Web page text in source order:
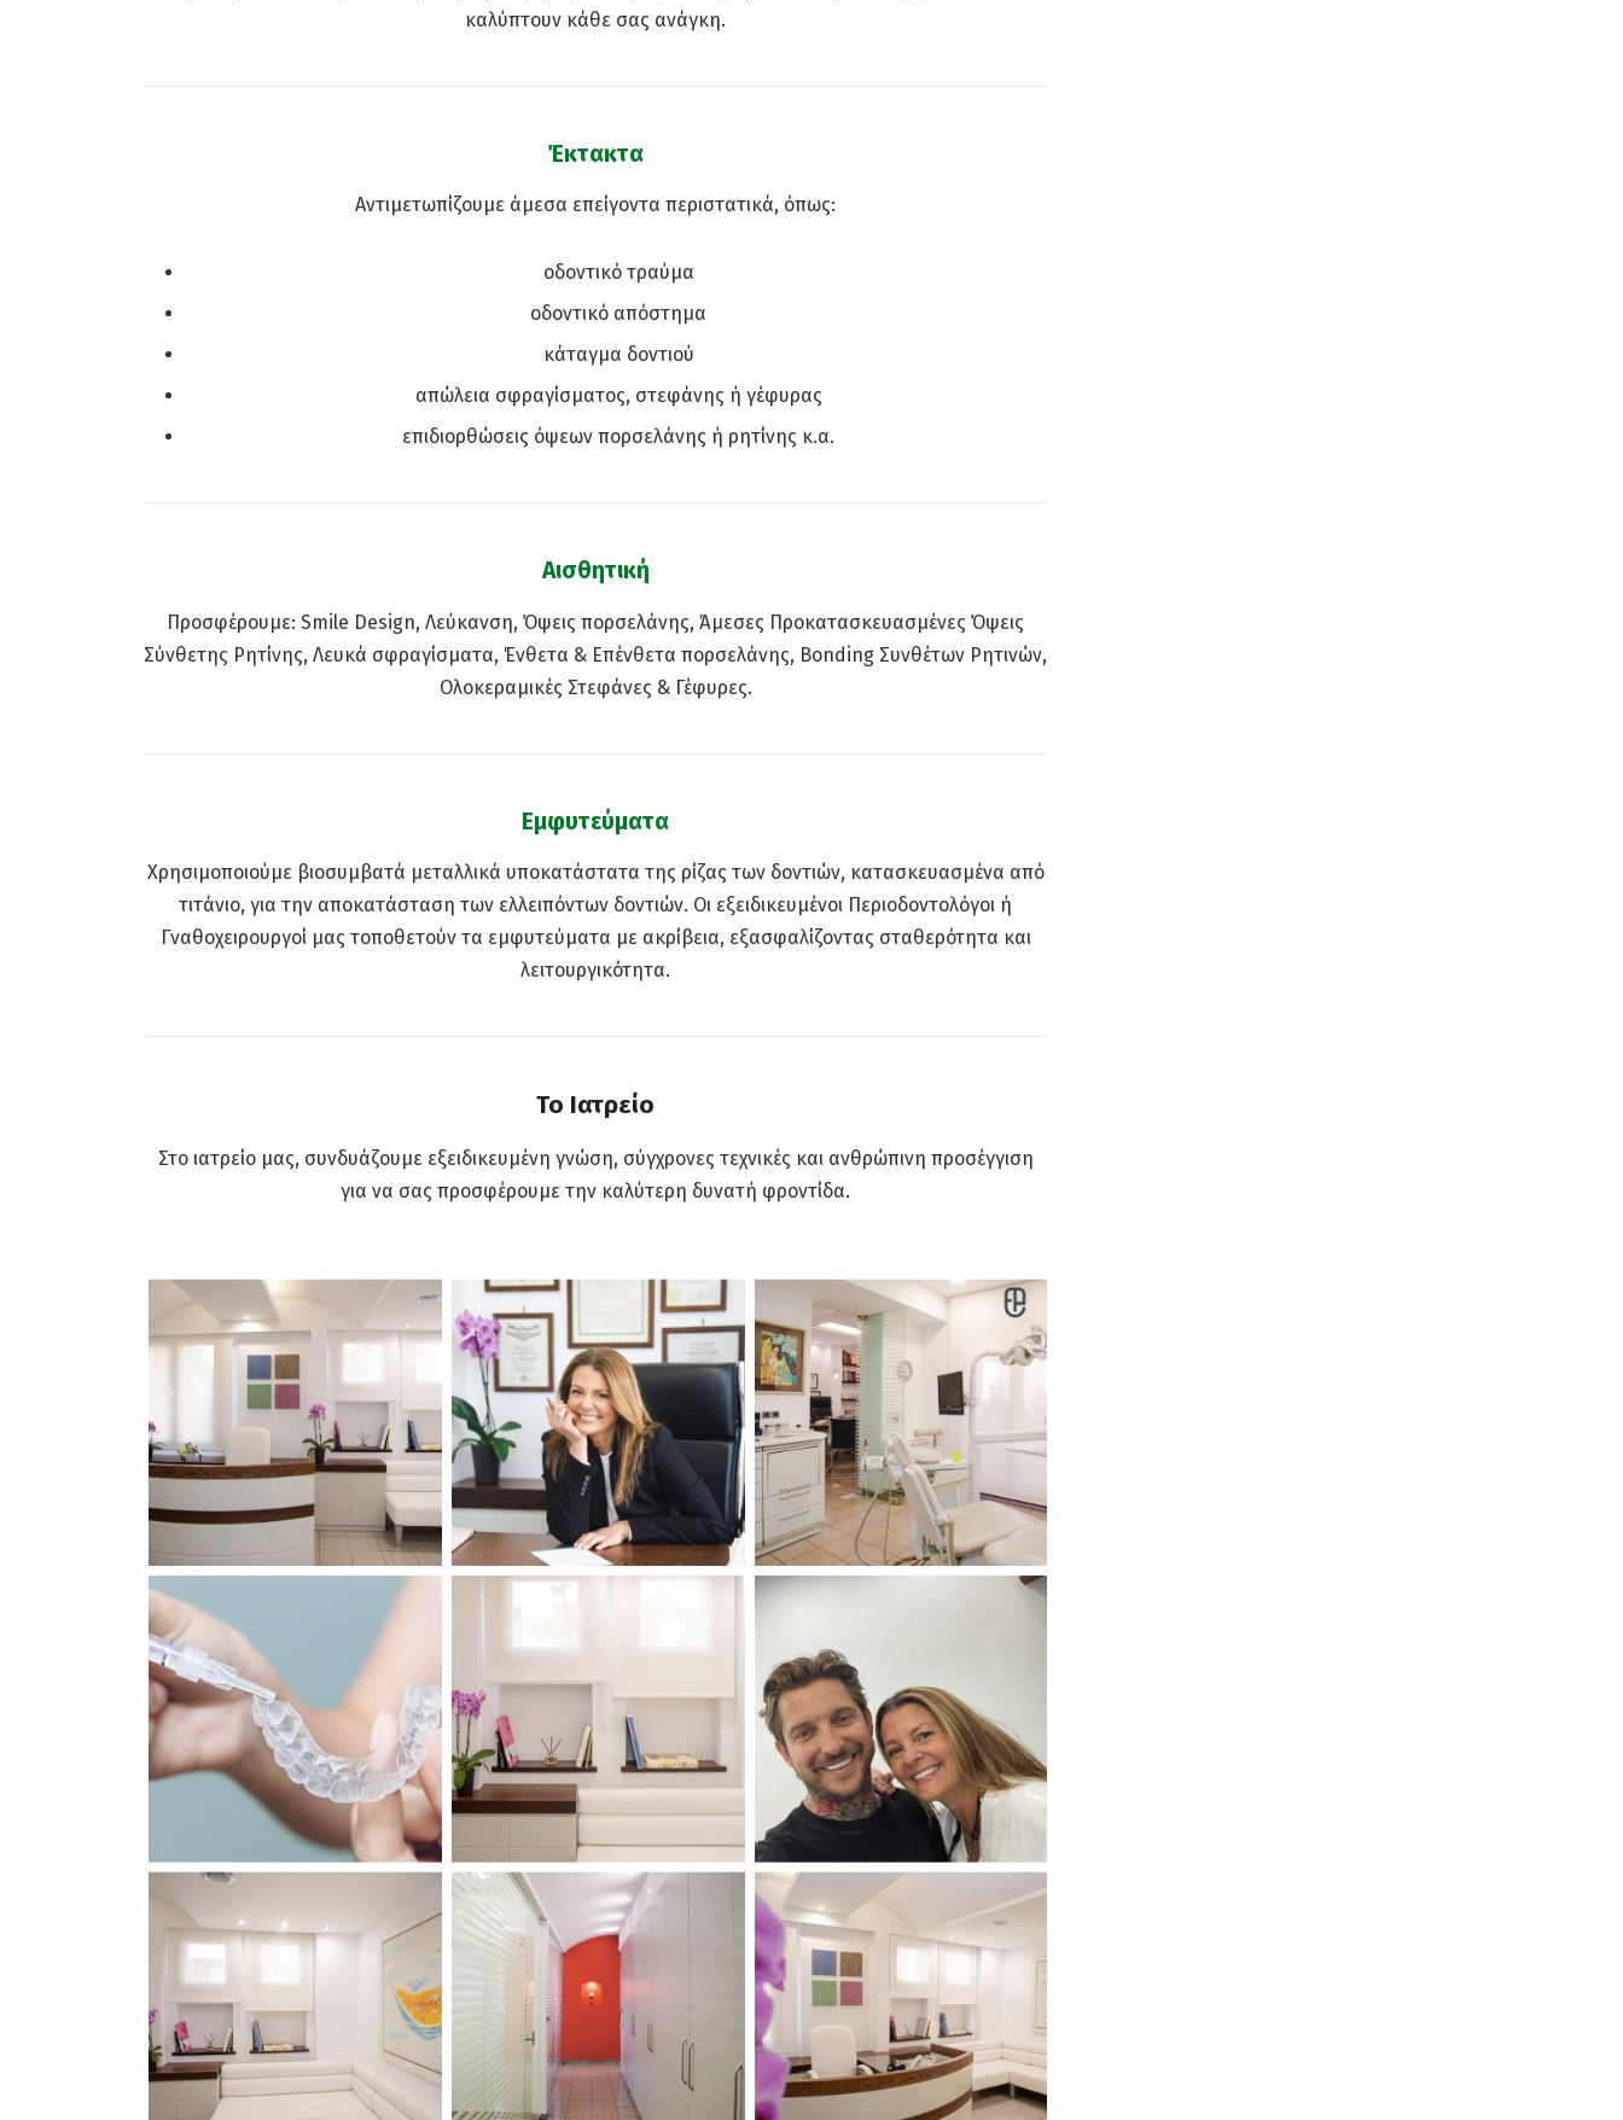
καλύπτουν κάθε σας ανάγκη.
Έκτακτα
Αντιμετωπίζουμε άμεσα επείγοντα περιστατικά, όπως:
οδοντικό τραύμα
οδοντικό απόστημα
κάταγμα δοντιού
απώλεια σφραγίσματος, στεφάνης ή γέφυρας
επιδιορθώσεις όψεων πορσελάνης ή ρητίνης κ.α.
Αισθητική
Προσφέρουμε: Smile Design, Λεύκανση, Όψεις πορσελάνης, Άμεσες Προκατασκευασμένες Όψεις
Σύνθετης Ρητίνης, Λευκά σφραγίσματα, Ένθετα & Επένθετα πορσελάνης, Bonding Συνθέτων Ρητινών,
Ολοκεραμικές Στεφάνες & Γέφυρες.
Εμφυτεύματα
Χρησιμοποιούμε βιοσυμβατά μεταλλικά υποκατάστατα της ρίζας των δοντιών, κατασκευασμένα από
τιτάνιο, για την αποκατάσταση των ελλειπόντων δοντιών. Οι εξειδικευμένοι Περιοδοντολόγοι ή
Γναθοχειρουργοί μας τοποθετούν τα εμφυτεύματα με ακρίβεια, εξασφαλίζοντας σταθερότητα και
λειτουργικότητα.
Το Ιατρείο
Στο ιατρείο μας, συνδυάζουμε εξειδικευμένη γνώση, σύγχρονες τεχνικές και ανθρώπινη προσέγγιση
για να σας προσφέρουμε την καλύτερη δυνατή φροντίδα.